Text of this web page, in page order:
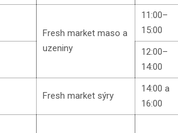
Fresh market maso a
uzeniny
11:00–
15:00
12:00–
14:00
Fresh market sýry
14:00 a
16:00